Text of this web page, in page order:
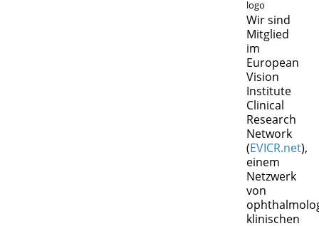
Wir sind
Mitglied
im
European
Vision
Institute
Clinical
Research
Network
(EVICR.net),
einem
Netzwerk
von
klinischen